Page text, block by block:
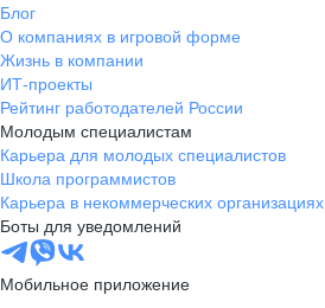
Блог
О компаниях в игровой форме
Жизнь в компании
ИТ-проекты
Рейтинг работодателей России
Молодым специалистам
Карьера для молодых специалистов
Школа программистов
Карьера в некоммерческих организациях
Боты для уведомлений
Мобильное приложение